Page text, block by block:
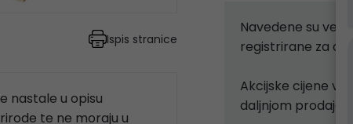
Ispis stranice
nastale u opisu
te ne moraju u
Navedene su
registrirane za
Akcijske cijene
daljnjom prodajom.